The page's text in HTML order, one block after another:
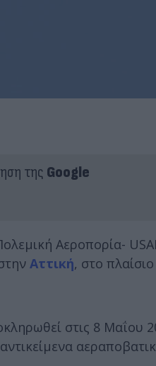
της Google
Αεροπορία-
Αττική, στο
στις 8 Μαΐου